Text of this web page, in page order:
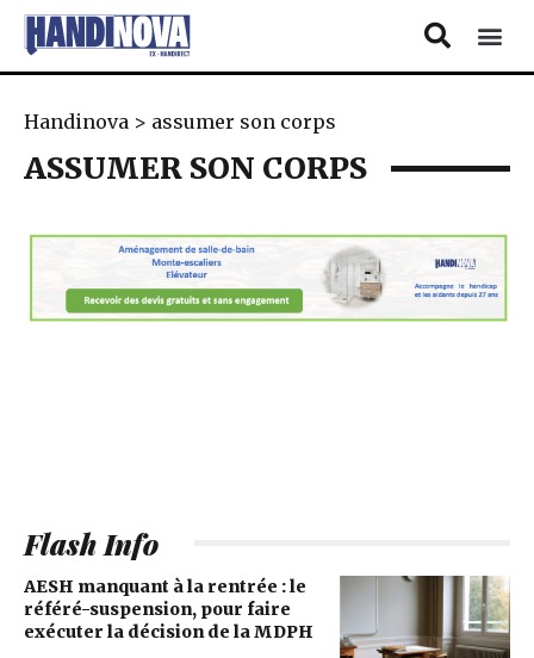
Handinova > assumer son corps
ASSUMER SON CORPS
Flash Info
AESH manquant à la rentrée : le
référé-suspension, pour faire
exécuter la décision de la MDPH